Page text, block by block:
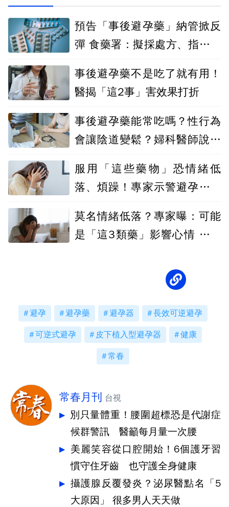
預告「事後避孕藥」納管掀反
彈 食藥署：擬採處方、指示雙
事後避孕藥不是吃了就有用！
醫揭「這2事」害效果打折
事後避孕藥能常吃嗎？性行為
會讓陰道變鬆？婦科醫師說清
服用「這些藥物」恐情緒低
落、煩躁！專家示警避孕藥、
莫名情緒低落？專家曝：可能
是「這3類藥」影響心情 降血
避孕 避孕藥 避孕器 長效可逆避孕
可逆式避孕 皮下植入型避孕器 健康
常春
常春月刊 台視
別只量體重！腰圍超標恐是代謝症
候群警訊 醫籲每月量一次腰
美麗笑容從口腔開始！6個護牙習
慣守住牙齒 也守護全身健康
攝護腺反覆發炎？泌尿醫點名「5
大原因」 很多男人天天做